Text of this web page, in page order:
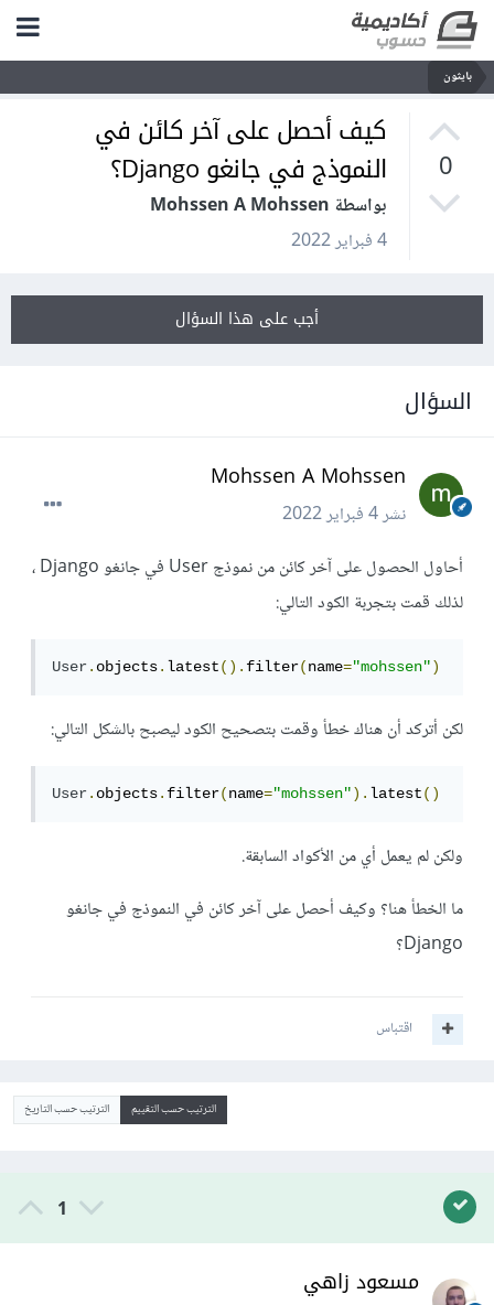
بايثون
0
كيف أحصل على آخر كائن في
النموذج في جانغو Django؟
بواسطة Mohssen A Mohssen
4 فبراير 2022
أجب على هذا السؤال
السؤال
Mohssen A Mohssen
نشر4 فبراير 2022
أحاول الحصول على آخر كائن من نموذج User في جانغو Django ،
لذلك قمت بتجربة الكود التالي:
User.objects.latest().filter(name="mohssen")
لكن أتركد أن هناك خطأ وقمت بتصحيح الكود ليصبح بالشكل التالي:
User.objects.filter(name="mohssen").latest()
ولكن لم يعمل أي من الأكواد السابقة.
ما الخطأ هنا؟ وكيف أحصل على آخر كائن في النموذج في جانغو
Django؟
اقتباس
الترتيب حسب التقييم الترتيب حسب التاريخ
1
مسعود زاهي